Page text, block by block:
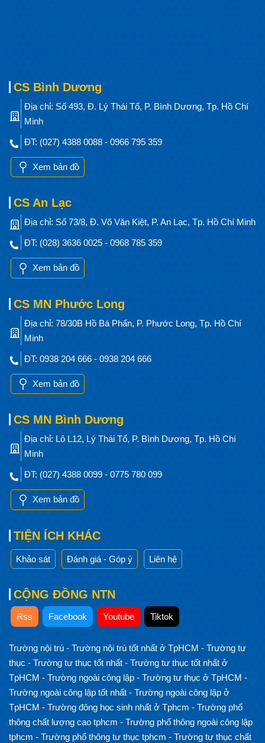
CS Bình Dương
Địa chỉ: Số 493, Đ. Lý Thái Tổ, P. Bình Dương, Tp. Hồ Chí
Minh
ĐT: (027) 4388 0088 - 0966 795 359
Xem bản đồ
CS An Lạc
Địa chỉ: Số 73/8, Đ. Võ Văn Kiệt, P. An Lạc, Tp. Hồ Chí Minh
ĐT: (028) 3636 0025 - 0968 785 359
Xem bản đồ
CS MN Phước Long
Địa chỉ: 78/30B Hồ Bá Phấn, P. Phước Long, Tp. Hồ Chí
Minh
ĐT: 0938 204 666 - 0938 204 666
Xem bản đồ
CS MN Bình Dương
Địa chỉ: Lô L12, Lý Thái Tổ, P. Bình Dương, Tp. Hồ Chí
Minh
ĐT: (027) 4388 0099 - 0775 780 099
Xem bản đồ
TIỆN ÍCH KHÁC
Khảo sát Đánh giá - Góp ý Liên hệ
CỘNG ĐỒNG NTN
Rss Facebook Youtube Tiktok
Trường nội trú - Trường nội trú tốt nhất ở TpHCM - Trường tư
thục - Trường tư thục tốt nhất - Trường tư thục tốt nhất ở
TpHCM - Trường ngoài công lập - Trường tư thục ở TpHCM -
Trường ngoài công lập tốt nhất - Trường ngoài công lập ở
TpHCM - Trường đông học sinh nhất ở Tphcm - Trường phổ
thông chất lượng cao tphcm - Trường phổ thông ngoài công lập
tphcm - Trường phổ thông tư thục tphcm - Trường tư thục chất